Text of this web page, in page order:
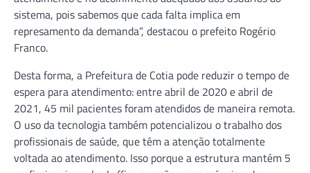
sistema, pois sabemos que cada falta implica em
represamento da demanda”, destacou o prefeito Rogério
Franco.
Desta forma, a Prefeitura de Cotia pode reduzir o tempo de
espera para atendimento: entre abril de 2020 e abril de
2021, 45 mil pacientes foram atendidos de maneira remota.
O uso da tecnologia também potencializou o trabalho dos
profissionais de saúde, que têm a atenção totalmente
voltada ao atendimento. Isso porque a estrutura mantém 5